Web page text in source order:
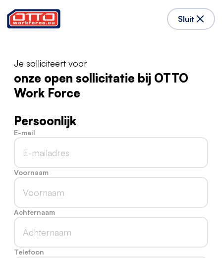
Sluit
Je solliciteert voor
onze open sollicitatie bij OTTO
Work Force
Persoonlijk
E-mail
Voornaam
Achternaam
Telefoon